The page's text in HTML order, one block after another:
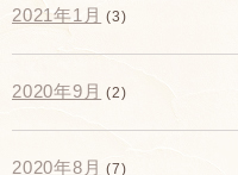
2021年1月 (3)
2020年9月 (2)
2020年8月 (7)